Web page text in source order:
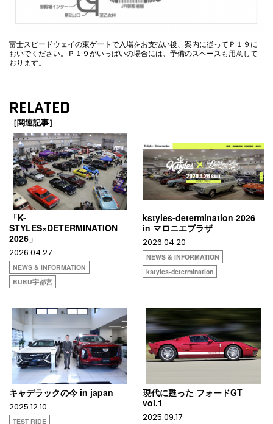
富士スピードウェイの東ゲートで入場をお支払い後、案内に従ってＰ１９に
おいでください。Ｐ１９がいっぱいの場合には、予備のスペースも用意して
おります。
RELATED
［関連記事］
「K-
STYLES×DETERMINATION
2026」
2026.04.27
NEWS & INFORMATION
BUBU宇都宮
kstyles-determination 2026
in マロニエプラザ
2026.04.20
NEWS & INFORMATION
kstyles-determination
キャデラックの今 in japan
2025.12.10
TEST RIDE
現代に甦った フォードGT
vol.1
2025.09.17